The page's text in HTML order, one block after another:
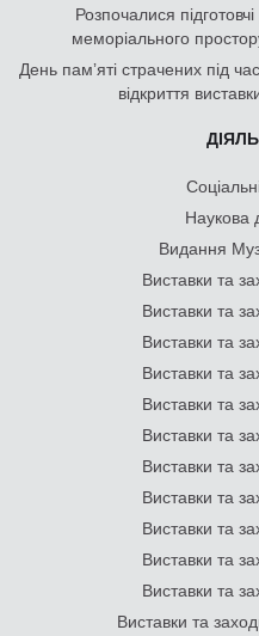
Розпочалися
меморіального
День памʼяті страчених під
відкриття
Наукова
Видання
Виставки та
Виставки та
Виставки та
Виставки та
Виставки та
Виставки та
Виставки та
Виставки та
Виставки та
Виставки та
Виставки та
Виставки та